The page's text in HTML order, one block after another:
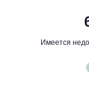
Имеется